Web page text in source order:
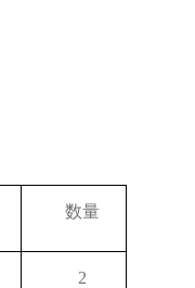
数量
2